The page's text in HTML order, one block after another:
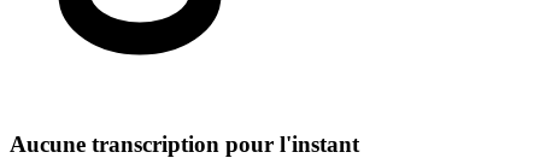
Aucune transcription pour l'instant